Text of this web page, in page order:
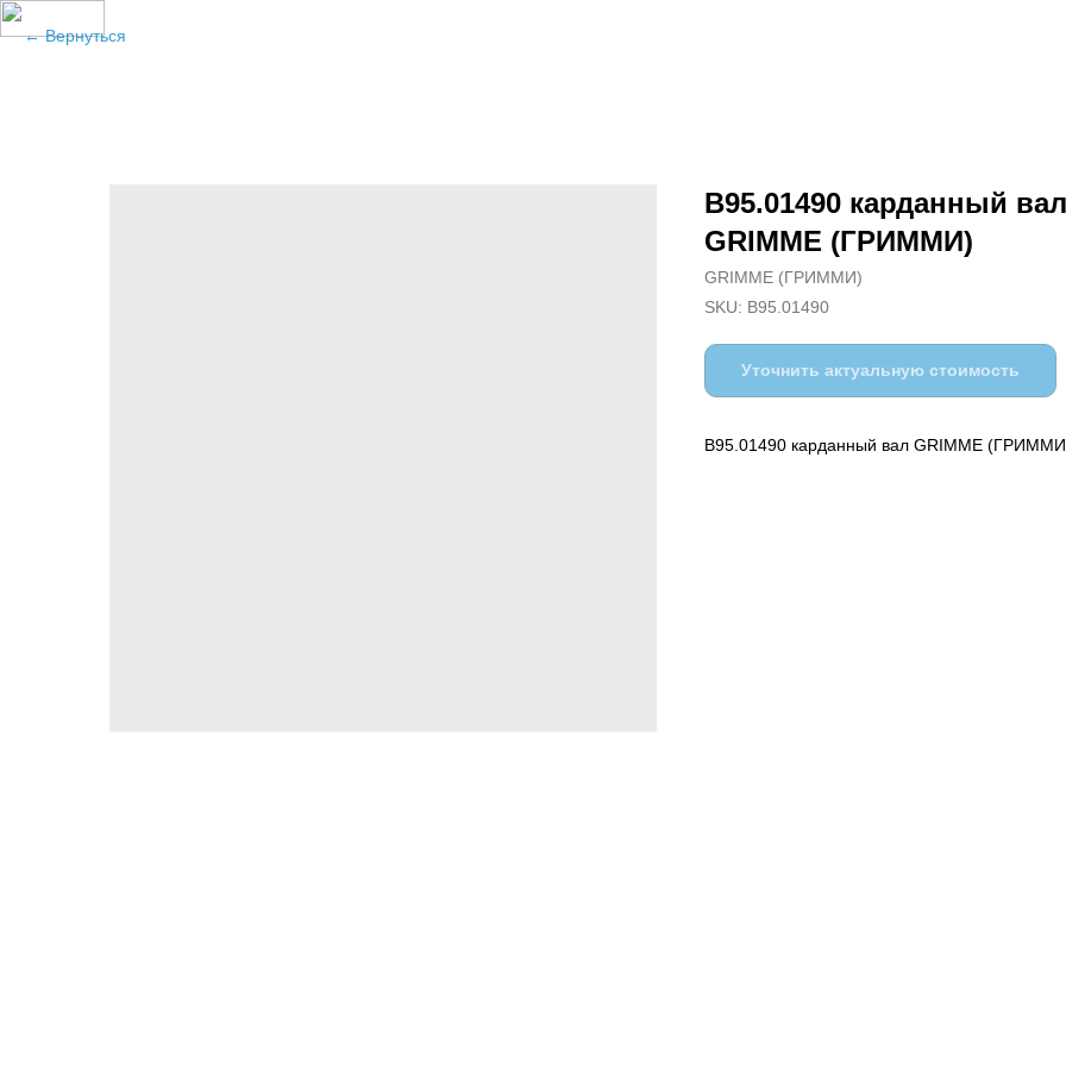
Вернуться
B95.01490 карданный вал
GRIMME (ГРИММИ)
GRIMME (ГРИММИ)
SKU: B95.01490
Уточнить актуальную стоимость
B95.01490 карданный вал GRIMME